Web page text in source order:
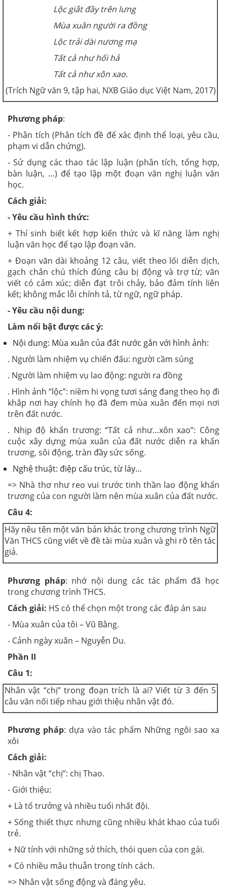
Lộc giắt đầy trên lưng
Mùa xuân người ra đồng
Lộc trải dài nương mạ
Tất cả như hối hả
Tất cả như xôn xao.
(Trích Ngữ văn 9, tập hai, NXB Giáo dục Việt Nam, 2017)
Phương pháp:
- Phân tích (Phân tích đề để xác định thể loại, yêu cầu,
phạm vi dẫn chứng).
- Sử dụng các thao tác lập luận (phân tích, tổng hợp,
bàn luận, …) để tạo lập một đoạn văn nghị luận văn
học.
Cách giải:
- Yêu cầu hình thức:
+ Thí sinh biết kết hợp kiến thức và kĩ năng làm nghị
luận văn học để tạo lập đoạn văn.
+ Đoạn văn dài khoảng 12 câu, viết theo lối diễn dịch,
gạch chân chú thích đúng câu bị động và trợ từ; văn
viết có cảm xúc; diễn đạt trôi chảy, bảo đảm tính liên
kết; không mắc lỗi chính tả, từ ngữ, ngữ pháp.
- Yêu cầu nội dung:
Làm nổi bật được các ý:
Nội dung: Mùa xuân của đất nước gắn với hình ảnh:
. Người làm nhiệm vụ chiến đấu: người cầm súng
. Người làm nhiệm vụ lao động: người ra đồng
. Hình ảnh “lộc”: niềm hi vọng tươi sáng đang theo họ đi
khắp nơi hay chính họ đã đem mùa xuân đến mọi nơi
trên đất nước.
. Nhịp độ khẩn trương: “Tất cả như…xôn xao”: Công
cuộc xây dựng mùa xuân của đất nước diễn ra khẩn
trương, sôi động, tràn đầy sức sống.
Nghệ thuật: điệp cấu trúc, từ láy…
=> Nhà thơ như reo vui trước tinh thần lao động khẩn
trương của con người làm nên mùa xuân của đất nước.
Câu 4:
Hãy nêu tên một văn bản khác trong chương trình Ngữ
Văn THCS cũng viết về đề tài mùa xuân và ghi rõ tên tác
giả.
Phương pháp: nhớ nội dung các tác phẩm đã học
trong chương trình THCS.
Cách giải: HS có thể chọn một trong các đáp án sau
- Mùa xuân của tôi – Vũ Bằng.
- Cảnh ngày xuân – Nguyễn Du.
Phần II
Câu 1:
Nhân vật “chị” trong đoạn trích là ai? Viết từ 3 đến 5
câu văn nối tiếp nhau giới thiệu nhân vật đó.
Phương pháp: dựa vào tác phẩm Những ngôi sao xa
xôi
Cách giải:
- Nhân vật “chị”: chị Thao.
- Giới thiệu:
+ Là tổ trưởng và nhiều tuổi nhất đội.
+ Sống thiết thực nhưng cũng nhiều khát khao của tuổi
trẻ.
+ Nữ tính với những sở thích, thói quen của con gái.
+ Có nhiều mâu thuẫn trong tính cách.
=> Nhân vật sống động và đáng yêu.